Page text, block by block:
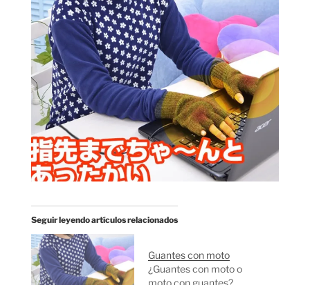
Seguir leyendo artículos relacionados
Guantes con moto
¿Guantes con moto o
moto con guantes?